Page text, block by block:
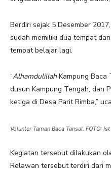
Berdiri sejak 5 Desember
sudah memiliki dua tempat
tempat belajar lagi.
“Alhamdulillah Kampung Baca
dusun Kampung Tengah, dan
ketiga di Desa Parit Rimba,”
Volunter Taman Baca Tansal. FOTO: Ist
Kegiatan tersebut dilakukan
Relawan tersebut terdiri dari